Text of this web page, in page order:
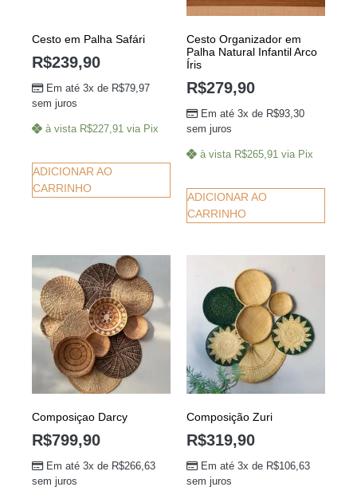
Cesto em Palha Safári
R$239,90
Em até 3x de R$79,97
sem juros
à vista R$227,91 via Pix
ADICIONAR AO
CARRINHO
Cesto Organizador em
Palha Natural Infantil Arco
Íris
R$279,90
Em até 3x de R$93,30
sem juros
à vista R$265,91 via Pix
ADICIONAR AO
CARRINHO
Composiçao Darcy
R$799,90
Em até 3x de R$266,63
sem juros
Composição Zuri
R$319,90
Em até 3x de R$106,63
sem juros